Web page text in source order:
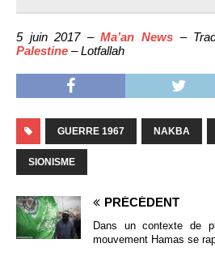
5 juin 2017 –Ma’an News –
Palestine – Lotfallah
GUERRE 1967 NAKBA
SIONISME
PRÉCÉDENT
Dans un contexte de
mouvement Hamas se